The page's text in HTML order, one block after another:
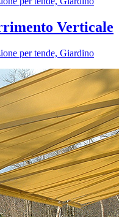
Verticale
per tende, Giardino